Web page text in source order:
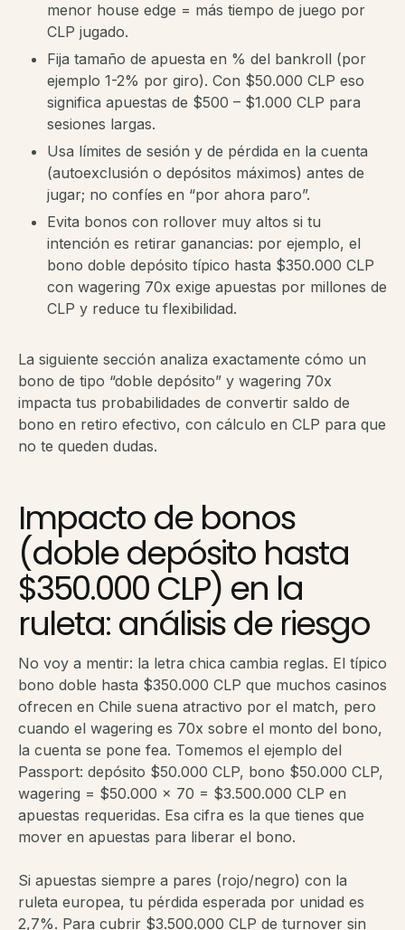
menor house edge = más tiempo de juego por
CLP jugado.
Fija tamaño de apuesta en % del bankroll (por
ejemplo 1-2% por giro). Con $50.000 CLP eso
significa apuestas de $500 – $1.000 CLP para
sesiones largas.
Usa límites de sesión y de pérdida en la cuenta
(autoexclusión o depósitos máximos) antes de
jugar; no confíes en “por ahora paro”.
Evita bonos con rollover muy altos si tu
intención es retirar ganancias: por ejemplo, el
bono doble depósito típico hasta $350.000 CLP
con wagering 70x exige apuestas por millones de
CLP y reduce tu flexibilidad.
La siguiente sección analiza exactamente cómo un
bono de tipo “doble depósito” y wagering 70x
impacta tus probabilidades de convertir saldo de
bono en retiro efectivo, con cálculo en CLP para que
no te queden dudas.
Impacto de bonos
(doble depósito hasta
$350.000 CLP) en la
ruleta: análisis de riesgo
No voy a mentir: la letra chica cambia reglas. El típico
bono doble hasta $350.000 CLP que muchos casinos
ofrecen en Chile suena atractivo por el match, pero
cuando el wagering es 70x sobre el monto del bono,
la cuenta se pone fea. Tomemos el ejemplo del
Passport: depósito $50.000 CLP, bono $50.000 CLP,
wagering = $50.000 x 70 = $3.500.000 CLP en
apuestas requeridas. Esa cifra es la que tienes que
mover en apuestas para liberar el bono.
Si apuestas siempre a pares (rojo/negro) con la
ruleta europea, tu pérdida esperada por unidad es
2,7%. Para cubrir $3.500.000 CLP de turnover sin